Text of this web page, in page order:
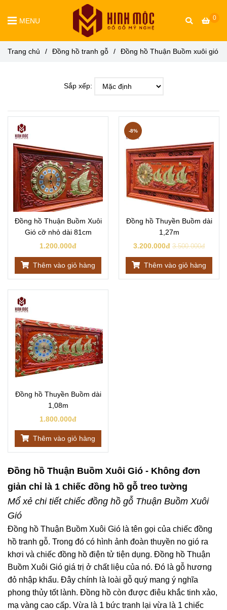
0
MENU
Trang chủ / Đồng hồ tranh gỗ / Đồng hồ Thuận Buồm xuôi gió
Sắp xếp:
Đồng hồ Thuận Buồm Xuôi
Gió cỡ nhỏ dài 81cm
1.200.000đ
Thêm vào giỏ hàng
Đồng hồ Thuyền Buồm dài
1,27m
3.200.000đ 3.500.000đ
-8%
Thêm vào giỏ hàng
Đồng hồ Thuyền Buồm dài
1,08m
1.800.000đ
Thêm vào giỏ hàng
Đồng hồ Thuận Buồm Xuôi Gió - Không đơn
giản chỉ là 1 chiếc đồng hồ gỗ treo tường
Mổ xẻ chi tiết chiếc đồng hồ gỗ Thuận Buồm Xuôi
Gió
Đồng hồ Thuận Buồm Xuôi Gió là tên gọi của chiếc đồng
hồ tranh gỗ. Trong đó có hình ảnh đoàn thuyền no gió ra
khơi và chiếc đồng hồ điện tử tiện dụng. Đồng hồ Thuận
Buồm Xuôi Gió giá trị ở chất liệu của nó. Đó là gỗ hương
đỏ nhập khẩu. Đây chính là loài gỗ quý mang ý nghĩa
phong thủy tốt lành. Đồng hồ còn được điêu khắc tinh xảo,
mạ vàng cao cấp. Vừa là 1 bức tranh lại vừa là 1 chiếc